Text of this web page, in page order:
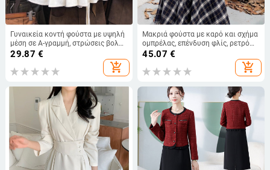
Γυναικεία κοντή φούστα με υψηλή
μέση σε Α-γραμμή, στρώσεις βολάν
και απαλό φιόγκο, γαλλικού στυλ,
φθινοπωρινό-χειμερινό 2025
29.87 €
add_shopping_cart
Μακριά φούστα με καρό και σχήμα
ομπρέλας, επένδυση φλίς, ρετρό
στυλ, φθινοπωρινό/χειμερινό 2025
45.07 €
add_shopping_cart